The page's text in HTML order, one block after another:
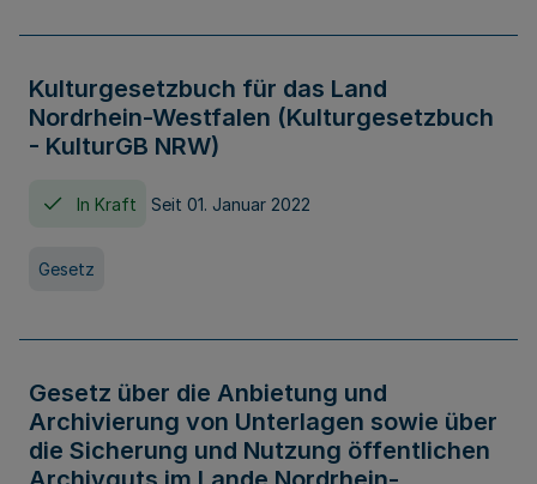
Kulturgesetzbuch für das Land
Nordrhein-Westfalen (Kulturgesetzbuch
- KulturGB NRW)
In Kraft Seit 01. Januar 2022
Gesetz
Gesetz über die Anbietung und
Archivierung von Unterlagen sowie über
die Sicherung und Nutzung öffentlichen